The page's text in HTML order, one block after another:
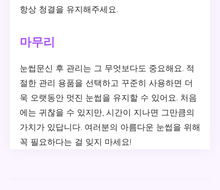
항상 청결을 유지해주세요.
마무리
눈썹문신 후 관리는 그 무엇보다도 중요해요. 적
절한 관리 용품을 선택하고 꾸준히 사용하면 더
욱 오랫동안 멋진 눈썹을 유지할 수 있어요. 처음
에는 귀찮을 수 있지만, 시간이 지나면 그만큼의
가치가 있답니다. 여러분의 아름다운 눈썹을 위해
꼭 필요하다는 걸 잊지 마세요!